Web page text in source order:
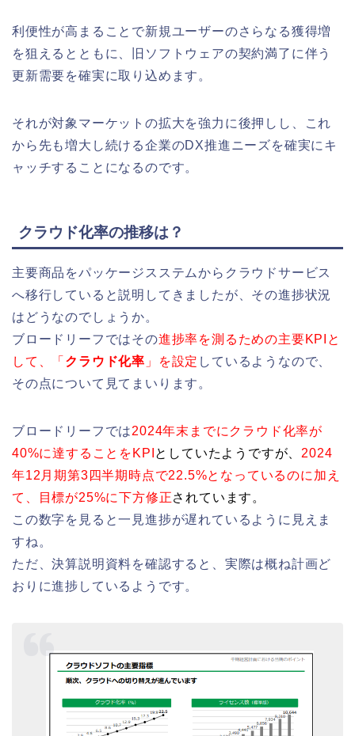
利便性が高まることで新規ユーザーのさらなる獲得増
を狙えるとともに、旧ソフトウェアの契約満了に伴う
更新需要を確実に取り込めます。
それが対象マーケットの拡大を強力に後押しし、これ
から先も増大し続ける企業のDX推進ニーズを確実にキ
ャッチすることになるのです。
クラウド化率の推移は？
主要商品をパッケージスステムからクラウドサービス
へ移行していると説明してきましたが、その進捗状況
はどうなのでしょうか。
ブロードリーフではその進捗率を測るための主要KPIと
して、「 クラウド化率 」を設定 しているようなので、
その点について見てまいります。
ブロードリーフでは2024年末までにクラウド化率が
40%に達することをKPI としていたようですが、 2024
年12月期第3四半期時点で22.5%となっているのに加え
て、目標が25%に下方修正されています。
この数字を見ると一見進捗が遅れているように見えま
すね。
ただ、決算説明資料を確認すると、実際は概ね計画ど
おりに進捗しているようです。